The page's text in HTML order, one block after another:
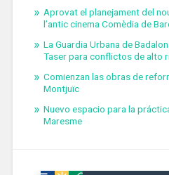
Aprovat el planejament del
l’antic cinema Comèdia de
La Guardia Urbana de
Taser para conflictos de alto
Comienzan las obras de
Montjuïc
Nuevo espacio para la
Maresme